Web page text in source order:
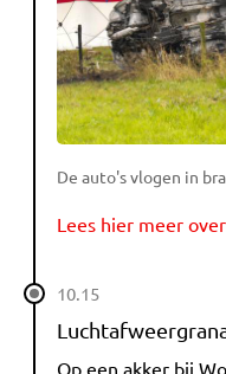
De auto's vlogen in
Lees hier meer
10.15
Op een akker bij